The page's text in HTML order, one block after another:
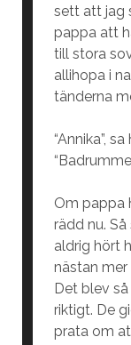
sett att jag
pappa att
till stora
allihopa i
tänderna
“Annika”,
Om pappa
rädd nu.
aldrig hört
nästan
Det blev
riktigt. De
prata om